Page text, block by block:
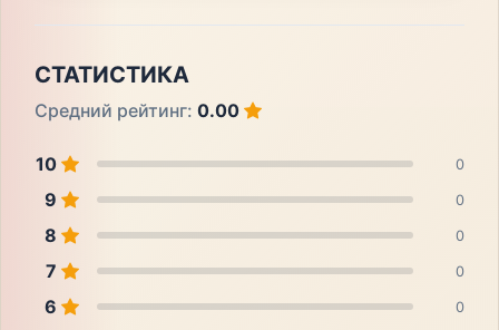
СТАТИСТИКА
Средний рейтинг: 0.00
10 0
9 0
8 0
7 0
6 0